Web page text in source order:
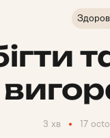
3 хв 17